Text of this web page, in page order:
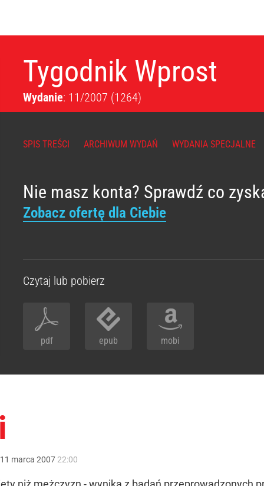
Tygodnik Wprost
Wydanie: 11/2007 (1264)
SPIS TREŚCI ARCHIWUM WYDAŃ WYDANIA SPECJALNE
Nie masz konta? Sprawdź co
Zobacz ofertę dla Ciebie
Czytaj lub pobierz
pdf epub mobi
11 marca 2007 22:00